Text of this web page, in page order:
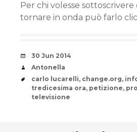
Per chi volesse
tornare in onda può farlo
Date
30 Jun 2014
Author
Antonella
Tags
carlo lucarelli, change.org,
tredicesima ora, petizione,
televisione